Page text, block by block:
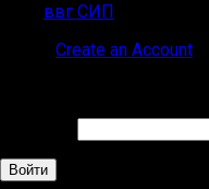
ввг СИП
Create an Account
Войти